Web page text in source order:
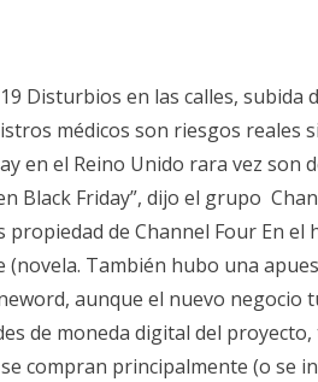
Disturbios en las calles,
médicos son riesgos reales
en el Reino Unido rara vez
Black Friday”, dijo el grupo
propiedad de Channel Four En
(novela. También hubo una
aunque el nuevo negocio
de moneda digital del
compran principalmente (o se